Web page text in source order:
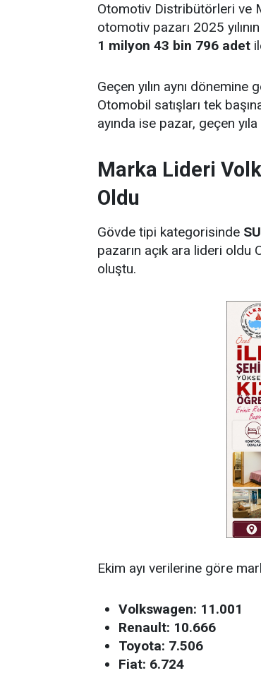
Otomotiv Distribütörleri ve
otomotiv pazarı 2025
1 milyon 43 bin 796 adet
Geçen yılın aynı
Otomobil satışları tek
ayında ise pazar, geçen
Marka Lideri
Oldu
Gövde tipi kategorisinde
pazarın açık ara lideri oldu
oluştu.
Ekim ayı verilerine göre
Volkswagen: 11.001
Renault: 10.666
Toyota: 7.506
Fiat: 6.724